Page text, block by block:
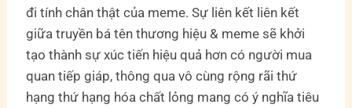
đi tính chân thật của meme. Sự liên kết liên kết
giữa truyền bá tên thương hiệu & meme sẽ khởi
tạo thành sự xúc tiến hiệu quả hơn có người mua
quan tiếp giáp, thông qua vô cùng rộng rãi thứ
hạng thứ hạng hóa chất lỏng mang có ý nghĩa tiêu